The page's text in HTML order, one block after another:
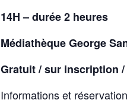
14H– durée 2 heures
Médiathèque George
Gratuit / sur inscription /
Informations et